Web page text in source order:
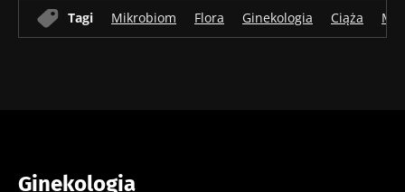
Tagi Mikrobiom Flora Ginekologia Ciąża
Ginekologia